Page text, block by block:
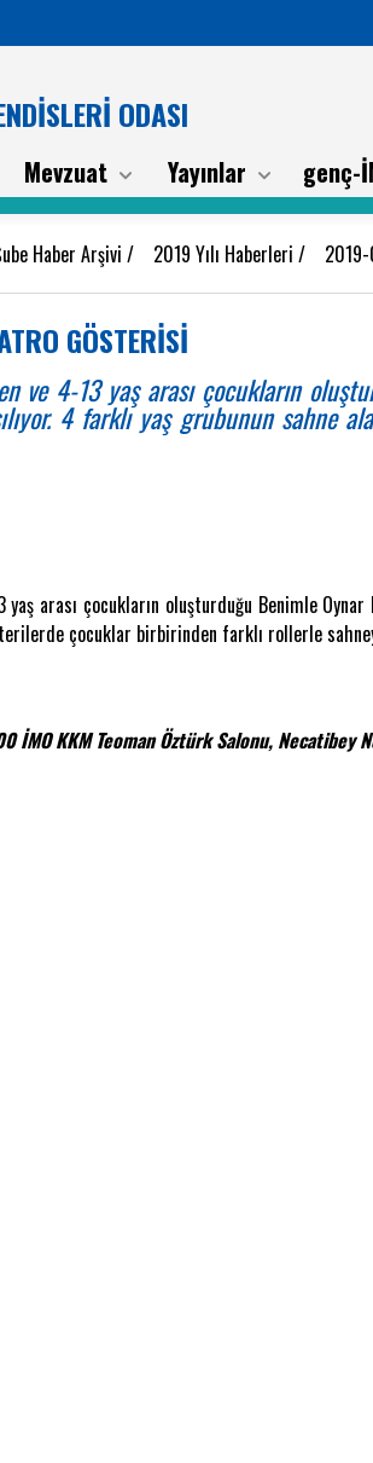
ODASI
Mevzuat Yayınlar genç-
Haber Arşivi / 2019 Yılı Haberleri /
GÖSTERİSİ
ve 4-13 yaş arası çocukların
4 farklı yaş grubunun sahne
yaş arası çocukların oluşturduğu Benimle
çocuklar birbirinden farklı rollerle
İMO KKM Teoman Öztürk Salonu, Necatibey